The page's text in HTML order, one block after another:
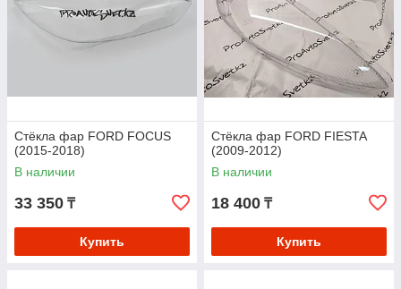
Стёкла фар FORD FOCUS
(2015-2018)
В наличии
33 350 ₸
Купить
Стёкла фар FORD FIESTA
(2009-2012)
В наличии
18 400 ₸
Купить